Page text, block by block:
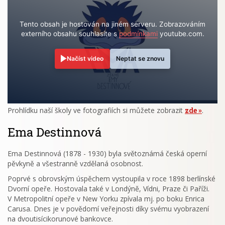
Tento obsah je hostován na jiném serveru. Zobrazováním
externího obsahu souhlasíte spodmínkamiyoutube.com.
Načíst video Neptat se znovu
Prohlídku naší školy ve fotografiích si můžete zobrazit zde .
Ema Destinnová
Ema Destinnová (1878 - 1930) byla světoznámá česká operní
pěvkyně a všestranně vzdělaná osobnost.
Poprvé s obrovským úspěchem vystoupila v roce 1898 berlínské
Dvorní opeře. Hostovala také v Londýně, Vídni, Praze či Paříži.
V Metropolitní opeře v New Yorku zpívala mj. po boku Enrica
Carusa. Dnes je v povědomí veřejnosti díky svému vyobrazení
na dvoutisícikorunové bankovce.